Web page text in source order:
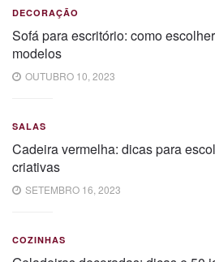
DECORAÇÃO
Sofá para escritório: como
modelos
OUTUBRO 10, 2023
SALAS
Cadeira vermelha: dicas para
criativas
SETEMBRO 16, 2023
COZINHAS